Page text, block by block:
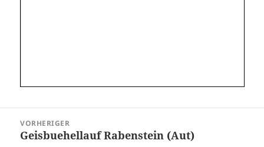
VORHERIGER
Vorheriger
Geisbuehellauf Rabenstein (Aut)